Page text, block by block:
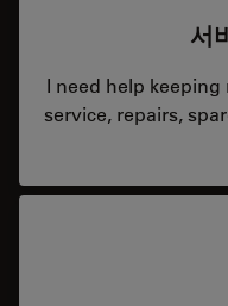
서
I need help
service, repairs,